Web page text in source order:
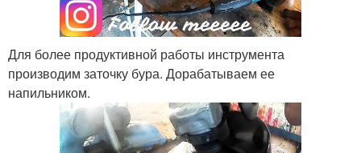
Для более продуктивной работы инструмента
производим заточку бура. Дорабатываем ее
напильником.